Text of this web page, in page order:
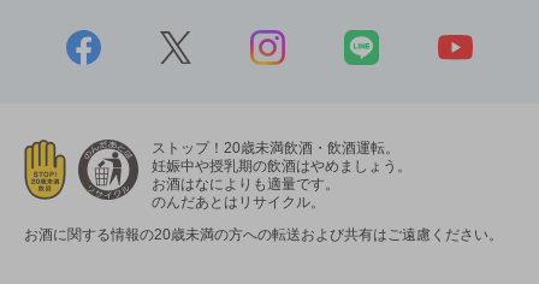
ストップ！20歳未満飲酒・飲酒運転。
妊娠中や授乳期の飲酒はやめましょう。
お酒はなによりも適量です。
のんだあとはリサイクル。
お酒に関する情報の20歳未満の方への転送および共有はご遠慮ください。